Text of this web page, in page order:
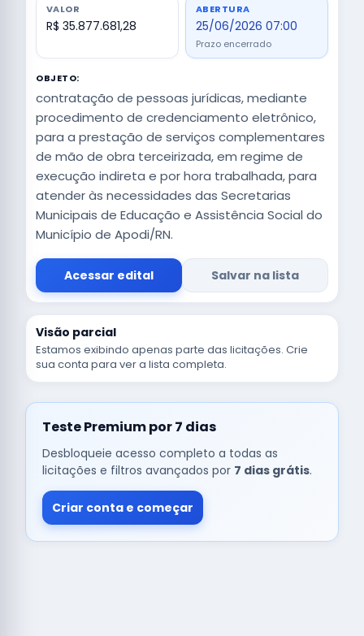
VALOR
R$ 35.877.681,28
ABERTURA
25/06/2026 07:00
Prazo encerrado
OBJETO:
contratação de pessoas jurídicas, mediante
procedimento de credenciamento eletrônico,
para a prestação de serviços complementares
de mão de obra terceirizada, em regime de
execução indireta e por hora trabalhada, para
atender às necessidades das Secretarias
Municipais de Educação e Assistência Social do
Município de Apodi/RN.
Acessar edital Salvar na lista
Visão parcial
Estamos exibindo apenas parte das licitações. Crie
sua conta para ver a lista completa.
Teste Premium por 7 dias
Desbloqueie acesso completo a todas as
licitações e filtros avançados por 7 dias grátis.
Criar conta e começar